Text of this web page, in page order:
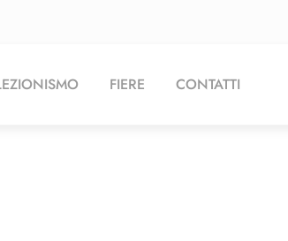
FIERE CONTATTI